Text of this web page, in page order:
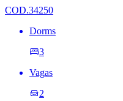
COD.34250
Dorms
3
Vagas
2